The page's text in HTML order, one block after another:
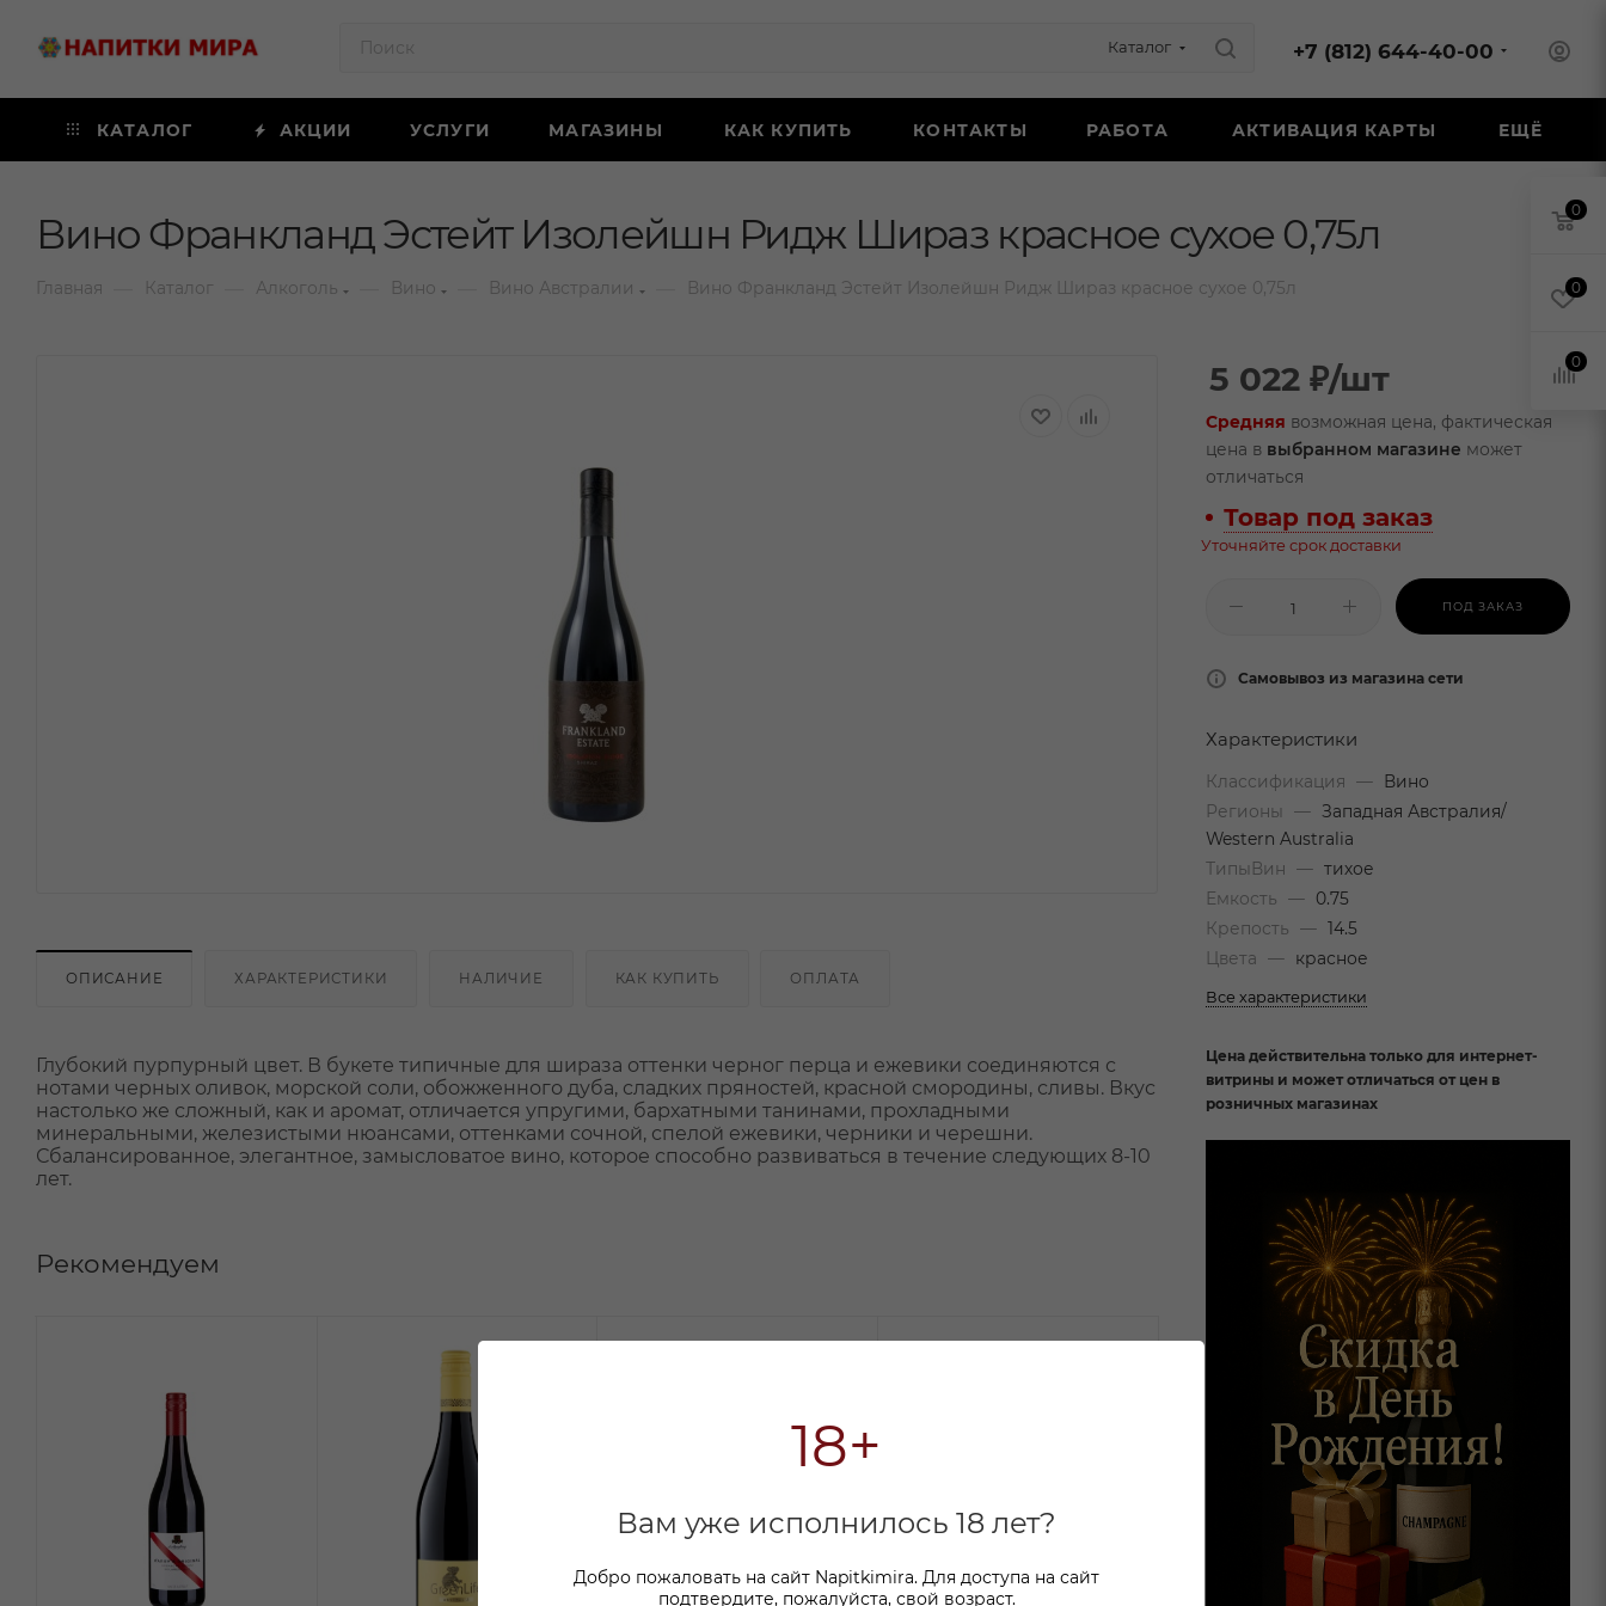
18+
Вам уже исполнилось 18 лет?
Добро пожаловать на сайт Napitkimira. Для доступа на сайт
подтвердите, пожалуйста, свой возраст.
Каталог +7 (812) 644-40-00
КАТАЛОГ АКЦИИ УСЛУГИ МАГАЗИНЫ КАК КУПИТЬ КОНТАКТЫ РАБОТА АКТИВАЦИЯ КАРТЫ ЕЩЁ
Вино Франкланд Эстейт Изолейшн Ридж Шираз красное сухое 0,75л
Главная Каталог Алкоголь Вино Вино Австралии Вино Франкланд Эстейт Изолейшн Ридж Шираз красное сухое 0,75л
ОПИСАНИЕ ХАРАКТЕРИСТИКИ НАЛИЧИЕ КАК КУПИТЬ ОПЛАТА
Глубокий пурпурный цвет. В букете типичные для шираза оттенки черног перца и ежевики соединяются с
нотами черных оливок, морской соли, обожженного дуба, сладких пряностей, красной смородины, сливы. Вкус
настолько же сложный, как и аромат, отличается упругими, бархатными танинами, прохладными
минеральными, железистыми нюансами, оттенками сочной, спелой ежевики, черники и черешни.
Сбалансированное, элегантное, замысловатое вино, которое способно развиваться в течение следующих 8-10
лет.
Рекомендуем
5 022 ₽/шт
Средняя возможная цена, фактическая
цена в выбранном магазине может
отличаться
Товар под заказ
Уточняйте срок доставки
ПОД ЗАКАЗ
Самовывоз из магазина сети
Характеристики
Классификация —
Вино
Регионы
— Западная Австралия/
Western Australia
ТипыВин
— тихое
Емкость
—
0.75
Крепость
— 14.5
Цвета
— красное
Все характеристики
Цена действительна только для интернет-
витрины и может отличаться от цен в
розничных магазинах
0
0
0